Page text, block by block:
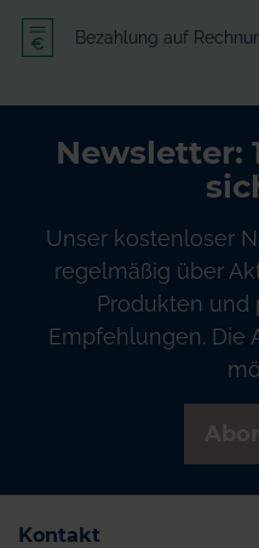
Bezahlung auf
Newsletter:
Unser kostenloser
regelmäßig über
Produkten und
Empfehlungen. Die
Kontakt